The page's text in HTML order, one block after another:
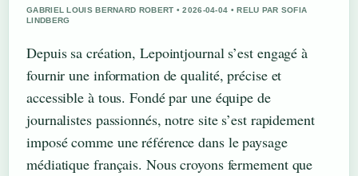
GABRIEL LOUIS BERNARD ROBERT • 2026-04-04 • RELU PAR SOFIA
LINDBERG
Depuis sa création, Lepointjournal s’est engagé à
fournir une information de qualité, précise et
accessible à tous. Fondé par une équipe de
journalistes passionnés, notre site s’est rapidement
imposé comme une référence dans le paysage
médiatique français. Nous croyons fermement que